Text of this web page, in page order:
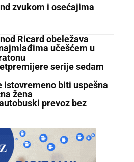
zvukom i osećajima
Ricard obeležava
učešćem u
serije sedam
istovremeno biti uspešna
žena
prevoz bez